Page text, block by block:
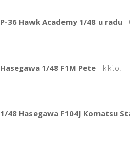
P-36 Hawk Academy 1/48 u radu -
Hasegawa 1/48 F1M Pete - kiki.o.
1/48 Hasegawa F104J Komatsu